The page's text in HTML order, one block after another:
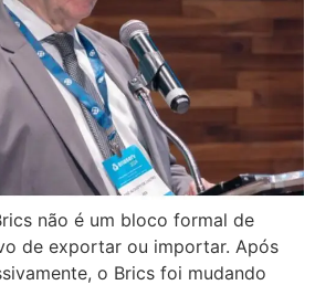
não é um bloco formal de
de exportar ou importar. Após
o Brics foi mudando